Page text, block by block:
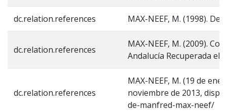
dc.relation.references MAX-NEEF, M. (1998).
dc.relation.references
MAX-NEEF, M. (2009).
Andalucía Recuperada el
dc.relation.references
MAX-NEEF, M. (19 de
noviembre de 2013,
de-manfred-max-neef/